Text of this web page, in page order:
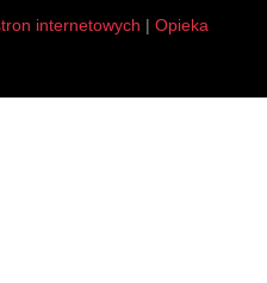
internetowych | Opieka